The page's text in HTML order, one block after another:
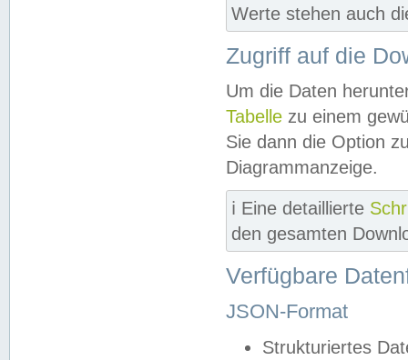
Werte stehen auch
Zugriff auf die
Um die Daten
Tabelle zu einem
Sie dann die Option
Diagrammanzeige.
ℹ️ Eine detaillierte
den gesamten
Verfügbare
JSON-Format
Strukturiertes